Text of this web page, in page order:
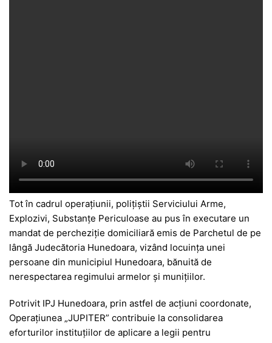
Tot în cadrul operațiunii, polițiștii Serviciului Arme,
Explozivi, Substanțe Periculoase au pus în executare un
mandat de percheziție domiciliară emis de Parchetul de pe
lângă Judecătoria Hunedoara, vizând locuința unei
persoane din municipiul Hunedoara, bănuită de
nerespectarea regimului armelor și munițiilor.
Potrivit IPJ Hunedoara, prin astfel de acțiuni coordonate,
Operațiunea „JUPITER” contribuie la consolidarea
eforturilor instituțiilor de aplicare a legii pentru